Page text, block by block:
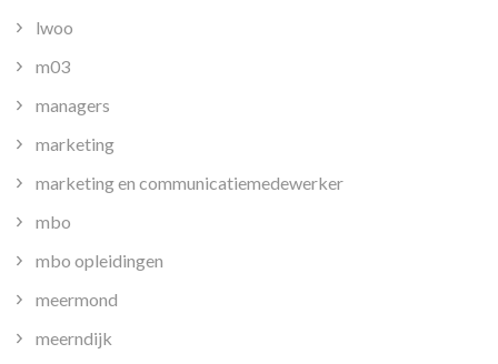
lwoo
m03
managers
marketing
marketing en communicatiemedewerker
mbo
mbo opleidingen
meermond
meerndijk